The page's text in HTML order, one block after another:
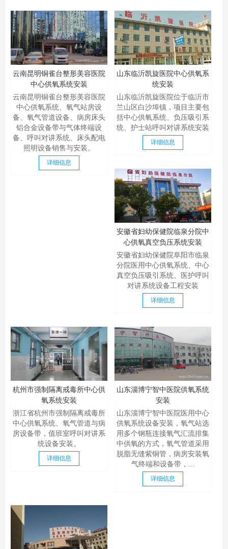
云南昆明铜雀台整形美容医院
中心供氧系统安装
云南昆明铜雀台整形美容医院
中心供氧系统、氧气站房设
备、氧气管道设备、病房床头
铝合金设备带与气体终端设
备、呼叫对讲系统、床头配电
照明设备销售与安装。
详细信息
山东临沂凯旋医院中心供氧系
统安装
山东临沂凯旋医院位于临沂市
兰山区白沙埠镇，项目主要包
括中心供氧系统、负压吸引系
统、护士站呼叫对讲系统安装
详细信息
安徽省妇幼保健院临泉分院中
心供氧真空负压系统安装
安徽省妇幼保健院阜阳市临泉
分院医用中心供氧系统、中心
真空负压吸引系统、医护呼叫
对讲系统设备工程安装
详细信息
杭州市强制隔离戒毒所中心供
氧系统安装
浙江省杭州市强制隔离戒毒所
中心供氧系统、氧气管道与病
房设备带，值班室呼叫对讲系
统设备安装。
详细信息
山东淄博宁智中医院供氧系统
安装
山东淄博宁智中医院医用中心
供氧系统设备安装，氧气站选
用多个钢瓶连接氧气汇流排集
中供氧的方式，氧气管道采用
脱脂无缝紫铜管，病房安装氧
气终端和设备带，...
详细信息